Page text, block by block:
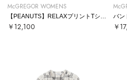
McGREGOR WOMENS
￥12,100
バン
￥